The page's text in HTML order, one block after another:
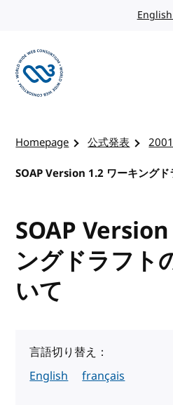
Homepage 公式発表
2001
SOAP Version 1.2 ワーキング
SOAP
ングドラフト
いて
言語切り替え：
English
français